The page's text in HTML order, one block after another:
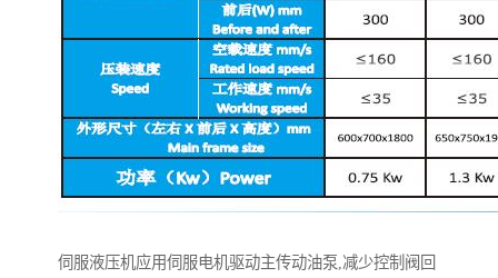
伺服液压机应用伺服电机驱动主传动油泵,减少控制阀回